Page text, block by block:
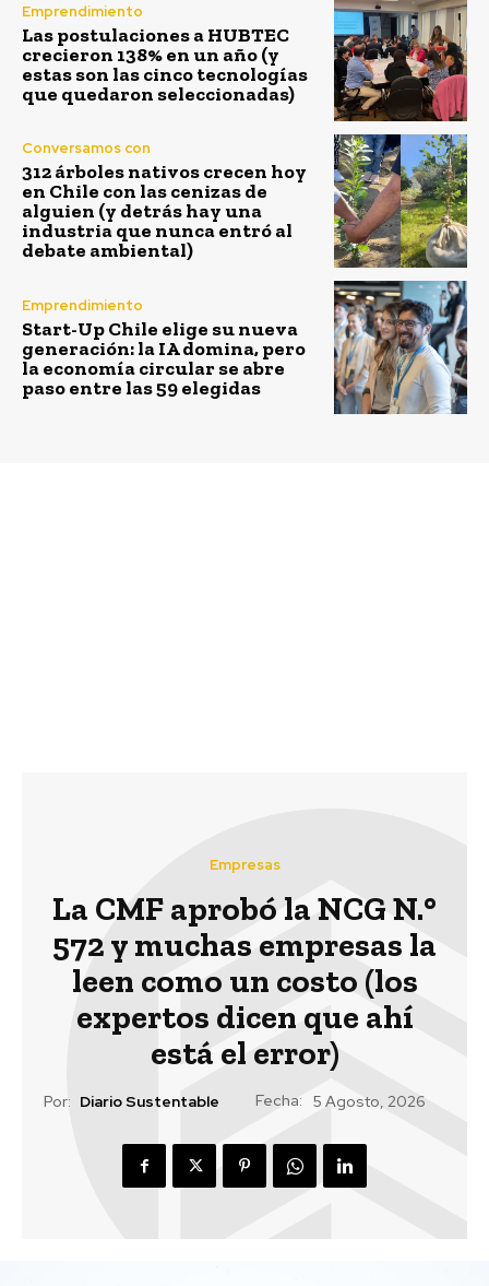
Emprendimiento
Las postulaciones a HUBTEC
crecieron 138% en un año (y
estas son las cinco tecnologías
que quedaron seleccionadas)
Conversamos con
312 árboles nativos crecen hoy
en Chile con las cenizas de
alguien (y detrás hay una
industria que nunca entró al
debate ambiental)
Emprendimiento
Start-Up Chile elige su nueva
generación: la IA domina, pero
la economía circular se abre
paso entre las 59 elegidas